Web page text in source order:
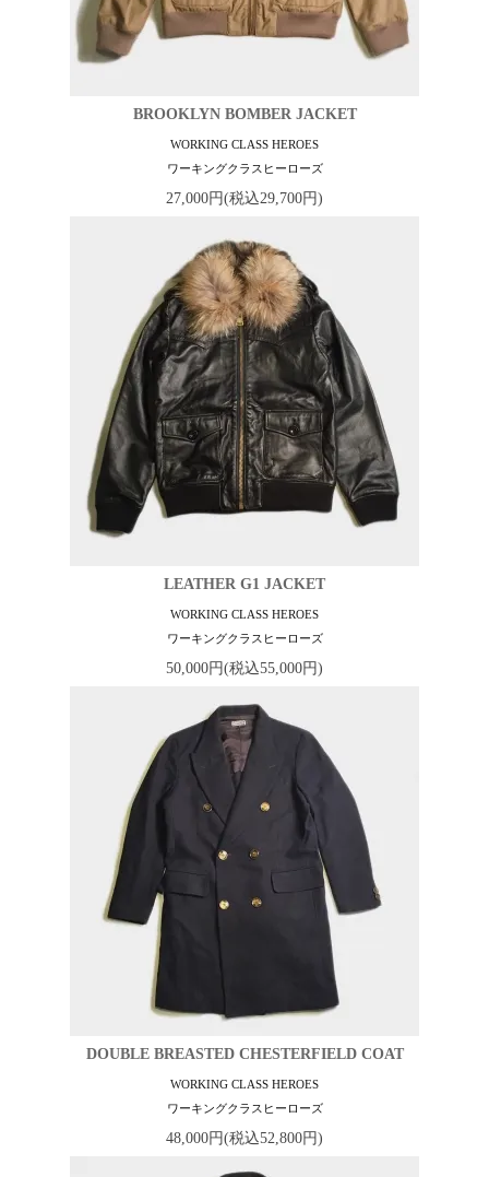
BROOKLYN BOMBER JACKET
WORKING CLASS HEROES
ワーキングクラスヒーローズ
27,000円(税込29,700円)
LEATHER G1 JACKET
WORKING CLASS HEROES
ワーキングクラスヒーローズ
50,000円(税込55,000円)
DOUBLE BREASTED CHESTERFIELD COAT
WORKING CLASS HEROES
ワーキングクラスヒーローズ
48,000円(税込52,800円)